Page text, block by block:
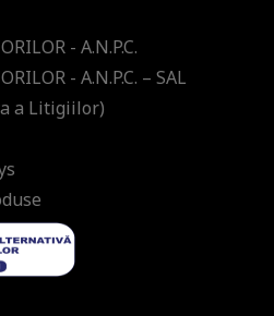
- A.N.P.C.
- A.N.P.C. – SAL
a Litigiilor)